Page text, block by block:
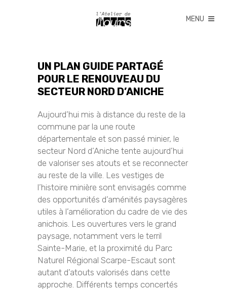
UN PLAN GUIDE PARTAGÉ
POUR LE RENOUVEAU DU
SECTEUR NORD D’ANICHE
Aujourd’hui mis à distance du reste de la
commune par la une route
départementale et son passé minier, le
secteur Nord d’Aniche tente aujourd’hui
de valoriser ses atouts et se reconnecter
au reste de la ville. Les vestiges de
l’histoire minière sont envisagés comme
des opportunités d’aménités paysagères
utiles à l’amélioration du cadre de vie des
anichois. Les ouvertures vers le grand
paysage, notamment vers le terril
Sainte-Marie, et la proximité du Parc
Naturel Régional Scarpe-Escaut sont
autant d’atouts valorisés dans cette
approche. Différents temps concertés